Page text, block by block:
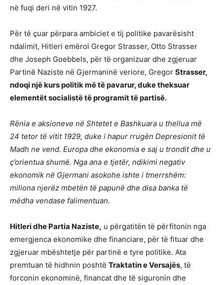
në fuqi deri në vitin 1927.
Për të çuar përpara ambiciet e tij politike pavarësisht
ndalimit, Hitleri emëroi Gregor Strasser, Otto Strasser
dhe Joseph Goebbels, për të organizuar dhe zgjeruar
Partinë Naziste në Gjermaninë veriore, Gregor Strasser,
ndoqi një kurs politik më të pavarur, duke theksuar
elementët socialistë të programit të partisë.
Rënia e aksioneve në Shtetet e Bashkuara u thellua më
24 tetor të vitit 1929, duke i hapur rrugën Depresionit të
Madh ne vend. Europa dhe ekonomia e saj u trondit dhe u
ç’orientua shumë. Nga ana e tjetër, ndikimi negativ
ekonomik në Gjermani asokohe ishte i tmerrshëm:
miliona njerëz mbetën të papunë dhe disa banka të
mëdha vendase falimentuan.
Hitleri dhe Partia Naziste, u përgatitën të përfitonin nga
emergjenca ekonomike dhe financiare, për të fituar dhe
zgjeruar mbështetje për partinë e tyre politike. Ata
premtuan të hidhnin poshtë Traktatin e Versajës, të
forconin ekonominë, financat dhe të siguronin dhe